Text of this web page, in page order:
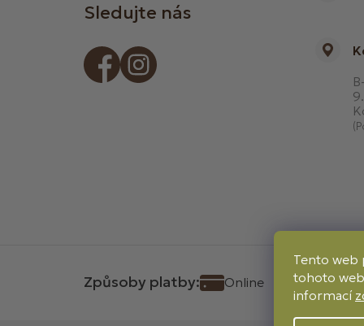
Tento web
tohoto
informací
Sledujte nás
Způsoby platby: Online Převod